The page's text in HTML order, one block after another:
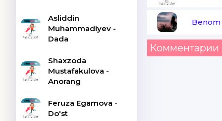
Asliddin
Muhammadiyev -
Dada
Shaxzoda
Mustafakulova -
Anorang
Feruza Egamova -
Do'st
Комментарии